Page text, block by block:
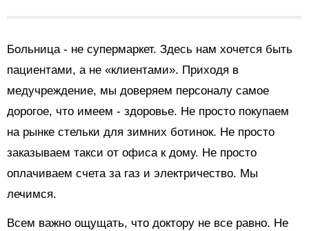
Больница - не супермаркет. Здесь нам хочется быть
пациентами, а не «клиентами». Приходя в
медучреждение, мы доверяем персоналу самое
дорогое, что имеем - здоровье. Не просто покупаем
на рынке стельки для зимних ботинок. Не просто
заказываем такси от офиса к дому. Не просто
оплачиваем счета за газ и электричество. Мы
лечимся.
Всем важно ощущать, что доктору не все равно. Не